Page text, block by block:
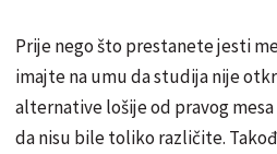
Prije nego što prestanete jesti
imajte na umu da studija nije
alternative lošije od pravog mesa
da nisu bile toliko različite.